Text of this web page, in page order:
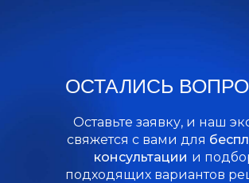
ОСТАЛИСЬ
Оставьте заявку, и наш
свяжется с вами для
консультации и
подходящих вариантов